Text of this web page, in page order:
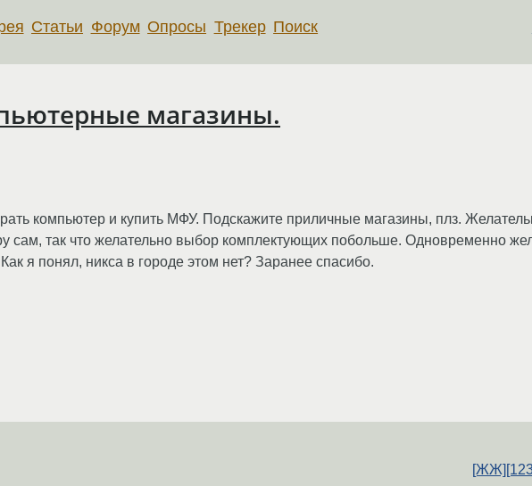
Статьи Форум Опросы Трекер Поиск
магазины.
компьютер и купить МФУ. Подскажите приличные магазины, плз.
сам, так что желательно выбор комплектующих побольше. Одновременно
я понял, никса в городе этом нет? Заранее спасибо.